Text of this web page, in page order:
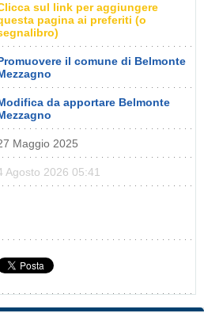
sul link per aggiungere
pagina ai preferiti (o
il comune di Belmonte
da apportare Belmonte
Maggio 2025
Agosto 2026 05:41